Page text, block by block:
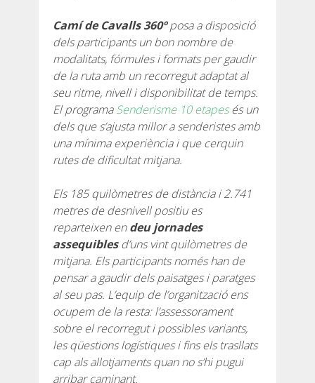
TRAIL RUNNING
8 ETAPES
7 ETAPES
6 ETAPES
5 ETAPES
4 ETAPES
NON-STOP
NORMES I CRITERIS DE VALIDACIÓ
RÀNQUING
Camí de Cavalls 360ºposa a disposició
dels participants un bon nombre de
modalitats, fórmules i formats per gaudir
de la ruta amb un recorregut adaptat al
seu ritme, nivell i disponibilitat de temps.
El programaSenderisme 10 etapesés un
dels que s’ajusta millor a senderistes amb
una mínima experiència i que cerquin
rutes de dificultat mitjana.
Els 185 quilòmetres de distància i 2.741
metres de desnivell positiu es
reparteixen endeu jornades
assequiblesd’uns vint quilòmetres de
mitjana. Els participants només han de
pensar a gaudir dels paisatges i paratges
al seu pas. L’equip de l’organització ens
ocupem de la resta: l’assessorament
sobre el recorregut i possibles variants,
les qüestions logístiques i fins els trasllats
cap als allotjaments quan no s’hi pugui
arribar caminant.